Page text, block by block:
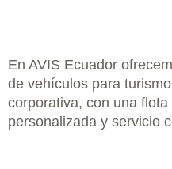
En AVIS Ecuador
de vehículos para
corporativa, con una
personalizada y servicio